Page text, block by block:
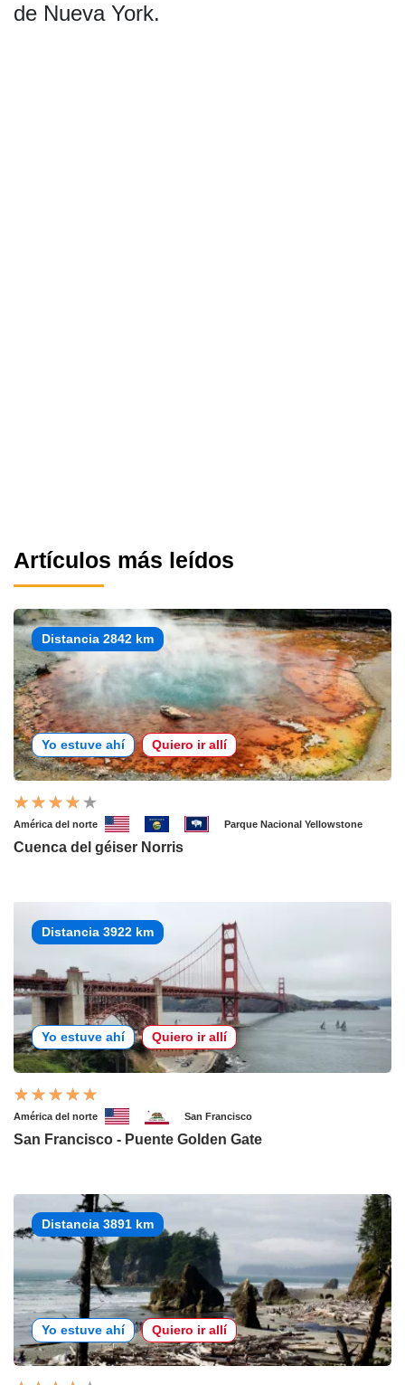
de Nueva York.
Artículos más leídos
Distancia 2842 km
Yo estuve ahí Quiero ir allí
América del norte Parque Nacional Yellowstone
Cuenca del géiser Norris
Distancia 3922 km
Yo estuve ahí Quiero ir allí
América del norte San Francisco
San Francisco - Puente Golden Gate
Distancia 3891 km
Yo estuve ahí Quiero ir allí